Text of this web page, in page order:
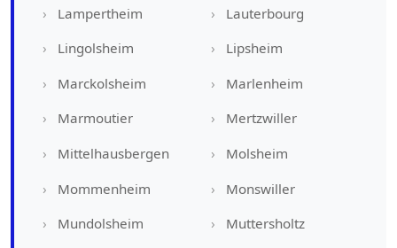
Lampertheim
Lauterbourg
Lingolsheim
Lipsheim
Marckolsheim
Marlenheim
Marmoutier
Mertzwiller
Mittelhausbergen
Molsheim
Mommenheim
Monswiller
Mundolsheim
Muttersholtz